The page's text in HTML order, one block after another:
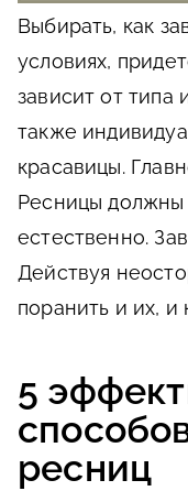
Выбирать, как
условиях,
зависит от типа
также
красавицы.
Ресницы должны
естественно.
Действуя
поранить и их, и
5
ресниц